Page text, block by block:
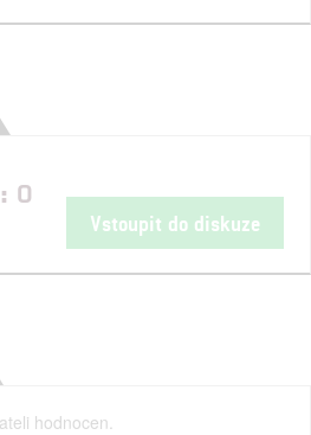
0
Vstoupit do diskuze
hodnocen.